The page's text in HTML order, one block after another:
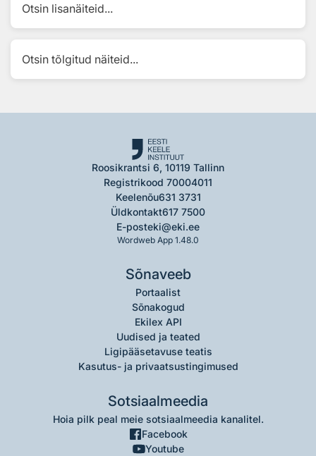
Otsin lisanäiteid...
Otsin tõlgitud näiteid...
Roosikrantsi 6, 10119 Tallinn
Registrikood 70004011
Keelenõu631 3731
Üldkontakt617 7500
E-posteki@eki.ee
Wordweb App 1.48.0
Sõnaveeb
Portaalist
Sõnakogud
Ekilex API
Uudised ja teated
Ligipääsetavuse teatis
Kasutus- ja privaatsustingimused
Sotsiaalmeedia
Hoia pilk peal meie sotsiaalmeedia kanalitel.
Facebook
Youtube